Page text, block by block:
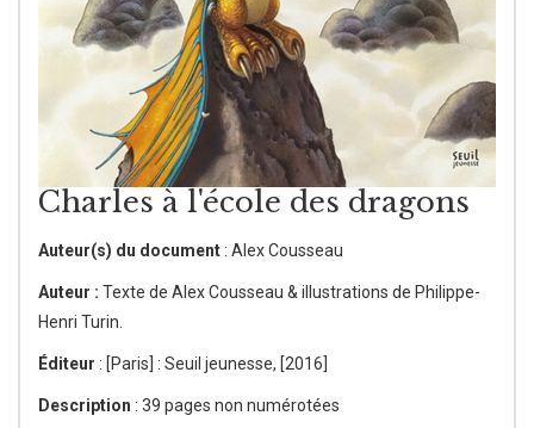
Charles à l'école des dragons
Auteur(s) du document : Alex Cousseau
Auteur : Texte de Alex Cousseau & illustrations de Philippe-
Henri Turin.
Éditeur : [Paris] : Seuil jeunesse, [2016]
Description : 39 pages non numérotées